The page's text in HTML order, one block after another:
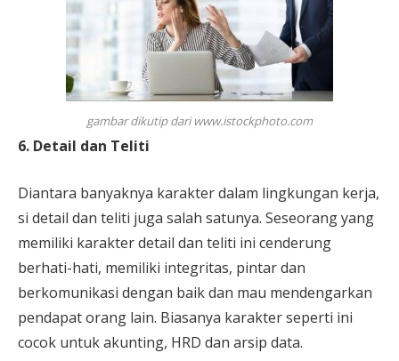
gambar dikutip dari www.istockphoto.com
6. Detail dan Teliti
Diantara banyaknya karakter dalam lingkungan kerja,
si detail dan teliti juga salah satunya. Seseorang yang
memiliki karakter detail dan teliti ini cenderung
berhati-hati, memiliki integritas, pintar dan
berkomunikasi dengan baik dan mau mendengarkan
pendapat orang lain. Biasanya karakter seperti ini
cocok untuk akunting, HRD dan arsip data.